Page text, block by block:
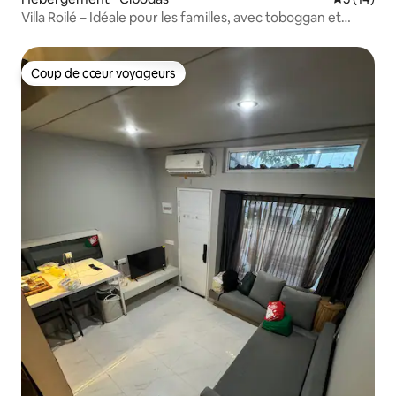
Villa Roilé – Idéale pour les familles, avec toboggan et
Coup de cœur voyageurs
Coup de cœur voyageurs